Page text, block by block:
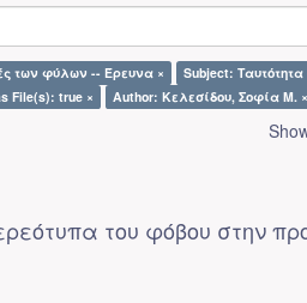
των φύλων -- Έρευνα ×
Subject:
File(s): true × Author: Κελεσίδου, Σοφία Μ. ×
του φόβου στην